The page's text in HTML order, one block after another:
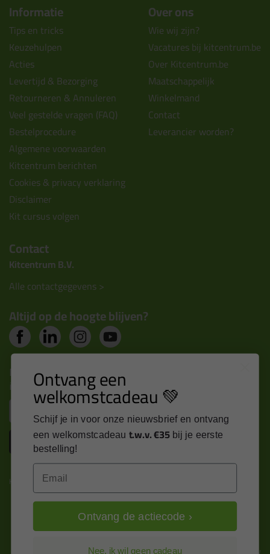
Informatie
Tips en tricks
Keuzehulpen
Acties
Levertijd & Bezorging
Retourneren & Annuleren
Veel gestelde vragen (FAQ)
Bestelprocedure
Algemene voorwaarden
Kitcentrum berichten
Cookies & privacy verklaring
Disclaimer
Kit cursus volgen
Over ons
Wie wij zijn?
Vacatures bij kitcentrum.be
Over Kitcentrum.be
Maatschappelijk
Winkelmand
Contact
Leverancier worden?
Contact
Kitcentrum B.V.
Alle contactgegevens >
Altijd op de hoogte blijven?
Nieuws, tips en exclusieve deals rechtstreeks in je
inbox
Inschrijven
Kitcentrum is trots op:
Ontvang een
welkomstcadeau 💚
Schijf je in voor onze nieuwsbrief en ontvang
een welkomstcadeau t.w.v. €35 bij je eerste
bestelling!
Email
Ontvang de actiecode ›
Nee, ik wil geen cadeau